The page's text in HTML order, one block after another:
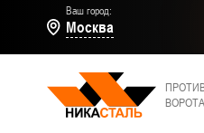
Ваш город:
Москва